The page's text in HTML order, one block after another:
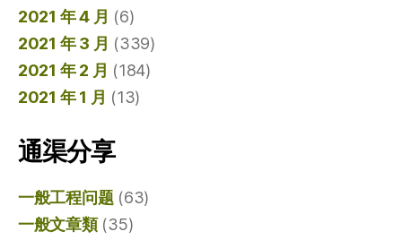
2021 年 4 月 (6)
2021 年 3 月 (339)
2021 年 2 月 (184)
2021 年 1 月 (13)
通渠分享
一般工程问题(63)
一般文章類(35)